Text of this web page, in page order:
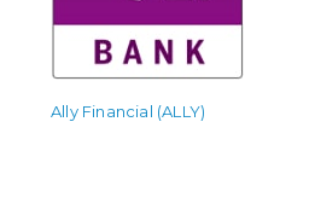
Ally Financial (ALLY)